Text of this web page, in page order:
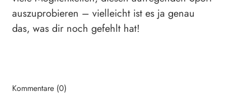
auszuprobieren – vielleicht ist es ja genau
das, was dir noch gefehlt hat!
Kommentare (0)